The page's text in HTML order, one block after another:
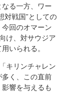
る一方、ワー
対戦国”としての
回のオマーン
け、対サウジア
いられる。
キリンチャレン
く、この直前
響を与えるも